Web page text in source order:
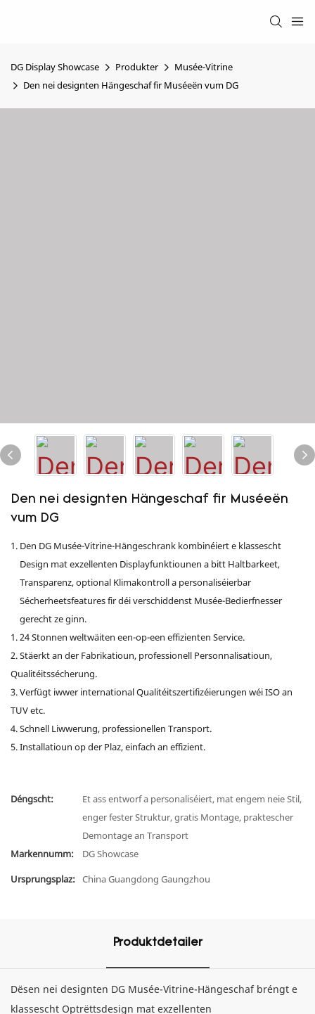
DG Display Showcase Produkter
Musée-Vitrine
Den nei designten Hängeschaf fir Muséeën vum DG
Den nei designten Hängeschaf fir Muséeën
vum DG
Den DG Musée-Vitrine-Hängeschrank kombinéiert e klassescht
Design mat exzellenten Displayfunktiounen a bitt Haltbarkeet,
Transparenz, optional Klimakontroll a personaliséierbar
Sécherheetsfeatures fir déi verschiddenst Musée-Bedierfnesser
gerecht ze ginn.
1. 24 Stonnen weltwäiten een-op-een effizienten Service.
2. Stäerkt an der Fabrikatioun, professionell Personnalisatioun,
Qualitéitssécherung.
3. Verfügt iwwer international Qualitéitszertifizéierungen wéi ISO an
TUV etc.
4. Schnell Liwwerung, professionellen Transport.
5. Installatioun op der Plaz, einfach an effizient.
Déngscht:
Et ass entworf a personaliséiert, mat engem neie Stil,
enger fester Struktur, gratis Montage, praktescher
Demontage an Transport
Markennumm:
DG Showcase
Ursprungsplaz: China Guangdong Gaungzhou
Produktdetailer
Dësen nei designten DG Musée-Vitrine-Hängeschaf bréngt e
klassescht Optrëttsdesign mat exzellenten